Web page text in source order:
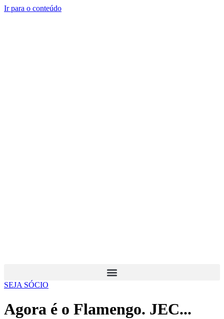
Ir para o conteúdo
SEJA SÓCIO
Agora é o Flamengo. JEC...